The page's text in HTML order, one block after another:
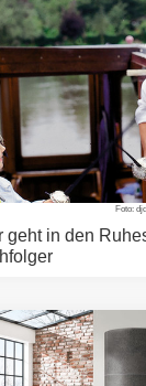
Foto:
geht in den